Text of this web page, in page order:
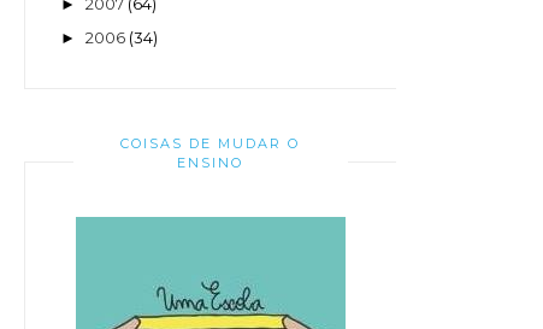
►
► 2006 (34)
COISAS DE MUDAR O
ENSINO